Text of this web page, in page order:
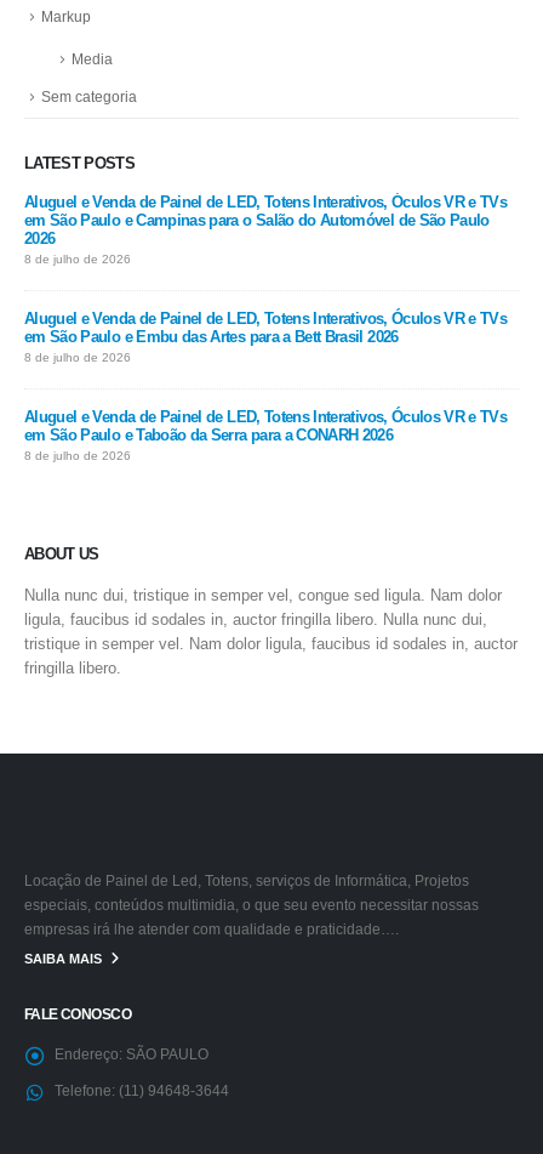
Markup
Media
Sem categoria
LATEST POSTS
Aluguel e Venda de Painel de LED, Totens Interativos, Óculos VR e TVs
em São Paulo e Campinas para o Salão do Automóvel de São Paulo
2026
8 de julho de 2026
Aluguel e Venda de Painel de LED, Totens Interativos, Óculos VR e TVs
em São Paulo e Embu das Artes para a Bett Brasil 2026
8 de julho de 2026
Aluguel e Venda de Painel de LED, Totens Interativos, Óculos VR e TVs
em São Paulo e Taboão da Serra para a CONARH 2026
8 de julho de 2026
ABOUT US
Nulla nunc dui, tristique in semper vel, congue sed ligula. Nam dolor
ligula, faucibus id sodales in, auctor fringilla libero. Nulla nunc dui,
tristique in semper vel. Nam dolor ligula, faucibus id sodales in, auctor
fringilla libero.
Locação de Painel de Led, Totens, serviços de Informática, Projetos
especiais, conteúdos multimidia, o que seu evento necessitar nossas
empresas irá lhe atender com qualidade e praticidade….
SAIBA MAIS
FALE CONOSCO
Endereço: SÃO PAULO
Telefone: (11) 94648-3644